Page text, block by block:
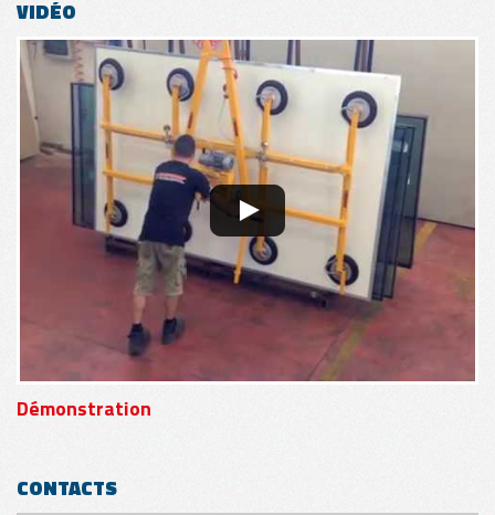
VIDÉO
Démonstration
CONTACTS